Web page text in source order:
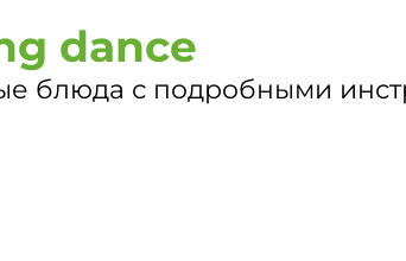
dance
блюда с подробными